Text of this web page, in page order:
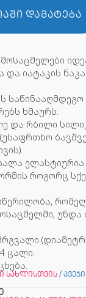
ᲓᲐᲛᲐᲢᲔᲑᲐ
და იატაკის
ხმაურს.
და რბილი
ელასტიურია
როგორც
უნდა
ცალი.
სახლისთვის /